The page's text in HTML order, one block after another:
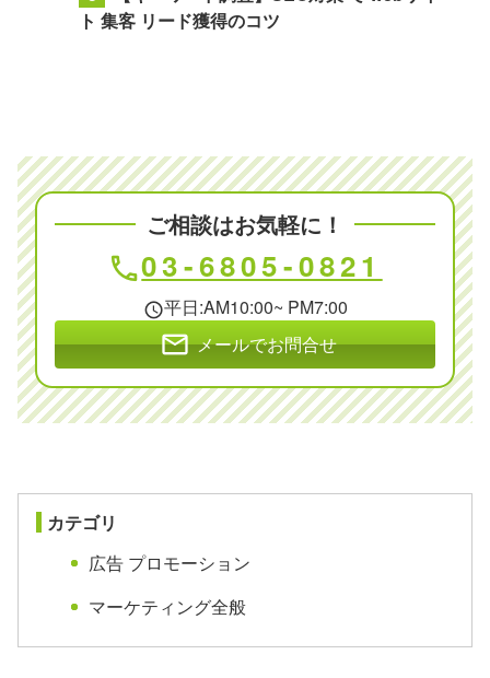
ト 集客 リード獲得のコツ
ご相談はお気軽に！
phone03-6805-0821
schedule平日:AM10:00~ PM7:00
mail メールでお問合せ
カテゴリ
広告 プロモーション
マーケティング全般